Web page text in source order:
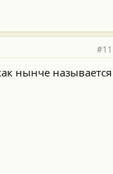
#11
нынче называется